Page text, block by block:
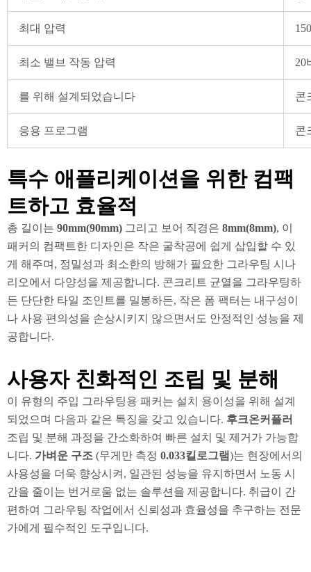
최대 압력
최소 밸브 작동 압력 20
를 위해 설계되었습니다 콘
응용 프로그램 콘
특수 애플리케이션을 위한 컴팩
트하고 효율적
총 길이는 90mm(90mm) 그리고 보어 직경은 8mm(8mm), 이
패커의 컴팩트한 디자인은 작은 굴착공에 쉽게 삽입할 수 있
게 해주며, 정밀성과 최소한의 방해가 필요한 그라우팅 시나
리오에서 다양성을 제공합니다. 콘크리트 균열을 그라우팅하
든 단단한 타일 조인트를 밀봉하든, 작은 폼 팩터는 내구성이
나 사용 편의성을 손상시키지 않으면서도 안정적인 성능을 제
공합니다.
사용자 친화적인 조립 및 분해
이 유형의 주입 그라우팅용 패커는 설치 용이성을 위해 설계
되었으며 다음과 같은 특징을 갖고 있습니다. 후크온커플러
조립 및 분해 과정을 간소화하여 빠른 설치 및 제거가 가능합
니다. 가벼운 구조 (무게만 측정 0.033킬로그램)는 현장에서의
사용성을 더욱 향상시켜, 일관된 성능을 유지하면서 노동 시
간을 줄이는 번거로움 없는 솔루션을 제공합니다. 취급이 간
편하여 그라우팅 작업에서 신뢰성과 효율성을 추구하는 전문
가에게 필수적인 도구입니다.